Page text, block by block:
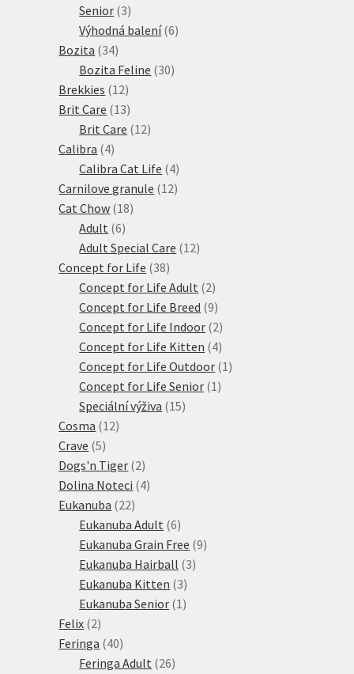
produkty
Senior 33
produkty
Výhodná balení 66
Bozita 3434
produktů
Bozita Feline 3030
Brekkies 1212
produktů
Brit Care 1313
produktů
Brit Care 1212
Calibra 44
produkty
Calibra Cat Life 44
produkty
Carnilove granule 1212
Cat Chow 1818
Adult 66
produktů
Adult Special Care 1212
Concept for Life 3838
produktů
Concept for Life Adult 22
produkty
Concept for Life Breed 99
produktů
Concept for Life Indoor 22
produkty
Concept for Life Kitten 44
produkty
Concept for Life Outdoor 1 1
Concept for Life Senior 1 1
Speciální výživa 1515
Cosma 1212
Crave 55
produktů
Dogs'n Tiger 22
produkty
Dolina Noteci 44
Eukanuba 2222
produktů
Eukanuba Adult 66
produktů
Eukanuba Grain Free 99
Eukanuba Hairball 33
Eukanuba Kitten 33
produkty
Eukanuba Senior 1 1
Felix 22
produkty
Feringa 4040
produktů
Feringa Adult 2626